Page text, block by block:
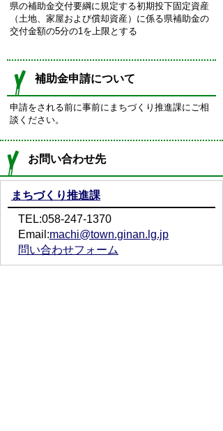
県の補助金交付要綱に規定する初期投下固定資産
（土地、家屋および償却資産）に係る県補助金の
交付金額の5分の1を上限とする
補助金申請について
申請をされる前に事前にまちづくり推進課にご相
談ください。
お問い合わせ先
まちづくり推進課
TEL:058-247-1370
Email:machi@town.ginan.lg.jp
問い合わせフォーム